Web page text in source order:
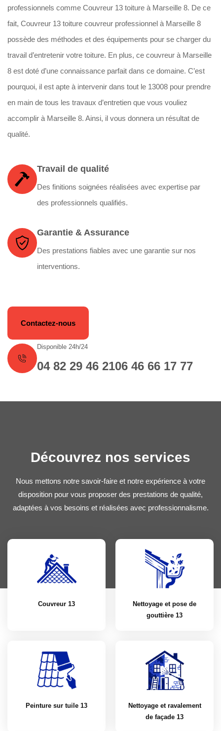
professionnels comme Couvreur 13 toiture à Marseille 8. De ce
fait, Couvreur 13 toiture couvreur professionnel à Marseille 8
possède des méthodes et des équipements pour se charger du
travail d’entretenir votre toiture. En plus, ce couvreur à Marseille
8 est doté d’une connaissance parfait dans ce domaine. C’est
pourquoi, il est apte à intervenir dans tout le 13008 pour prendre
en main de tous les travaux d’entretien que vous vouliez
accomplir à Marseille 8. Ainsi, il vous donnera un résultat de
qualité.
Travail de qualité
Des finitions soignées réalisées avec expertise par
des professionnels qualifiés.
Garantie & Assurance
Des prestations fiables avec une garantie sur nos
interventions.
Contactez-nous
Disponible 24h/24
04 82 29 46 2106 46 66 17 77
Découvrez nos services
Nous mettons notre savoir-faire et notre expérience à votre
disposition pour vous proposer des prestations de qualité,
adaptées à vos besoins et réalisées avec professionnalisme.
Couvreur 13
Nettoyage et pose de
gouttière 13
Peinture sur tuile 13
Nettoyage et ravalement
de façade 13